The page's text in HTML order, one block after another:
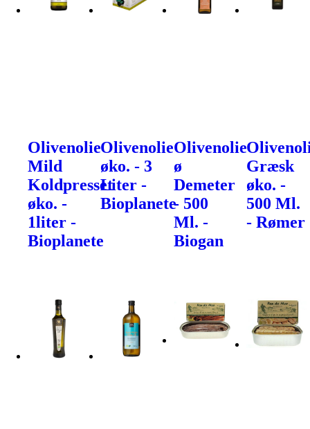
Olivenolie
Mild
Koldpresset
øko. -
1liter -
Bioplanete
Olivenolie
øko. - 3
Liter -
Bioplanete
Olivenolie
ø
Demeter
- 500
Ml. -
Biogan
Græsk
øko. -
500 Ml.
- Rømer